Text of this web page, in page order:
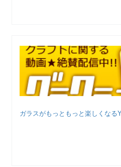
ガラスがもっともっと楽しくなる